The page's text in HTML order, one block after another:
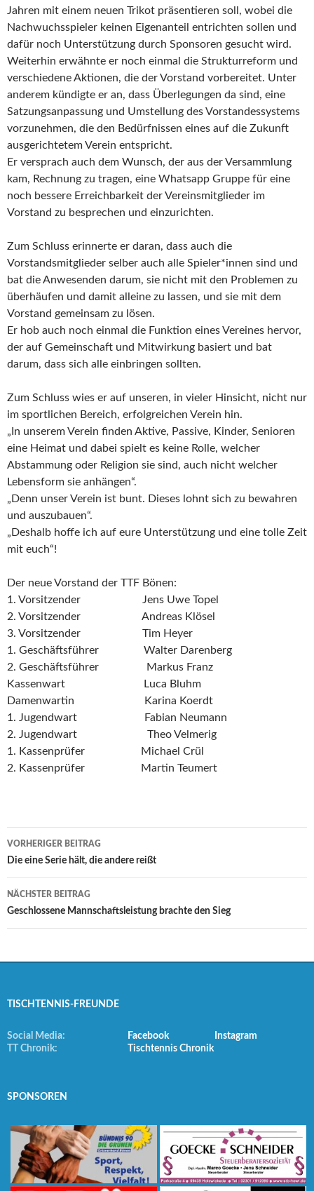
Jahren mit einem neuen Trikot präsentieren soll, wobei die
Nachwuchsspieler keinen Eigenanteil entrichten sollen und
dafür noch Unterstützung durch Sponsoren gesucht wird.
Weiterhin erwähnte er noch einmal die Strukturreform und
verschiedene Aktionen, die der Vorstand vorbereitet. Unter
anderem kündigte er an, dass Überlegungen da sind, eine
Satzungsanpassung und Umstellung des Vorstandessystems
vorzunehmen, die den Bedürfnissen eines auf die Zukunft
ausgerichtetem Verein entspricht.
Er versprach auch dem Wunsch, der aus der Versammlung
kam, Rechnung zu tragen, eine Whatsapp Gruppe für eine
noch bessere Erreichbarkeit der Vereinsmitglieder im
Vorstand zu besprechen und einzurichten.
Zum Schluss erinnerte er daran, dass auch die
Vorstandsmitglieder selber auch alle Spieler*innen sind und
bat die Anwesenden darum, sie nicht mit den Problemen zu
überhäufen und damit alleine zu lassen, und sie mit dem
Vorstand gemeinsam zu lösen.
Er hob auch noch einmal die Funktion eines Vereines hervor,
der auf Gemeinschaft und Mitwirkung basiert und bat
darum, dass sich alle einbringen sollten.
Zum Schluss wies er auf unseren, in vieler Hinsicht, nicht nur
im sportlichen Bereich, erfolgreichen Verein hin.
„In unserem Verein finden Aktive, Passive, Kinder, Senioren
eine Heimat und dabei spielt es keine Rolle, welcher
Abstammung oder Religion sie sind, auch nicht welcher
Lebensform sie anhängen“.
„Denn unser Verein ist bunt. Dieses lohnt sich zu bewahren
und auszubauen“.
„Deshalb hoffe ich auf eure Unterstützung und eine tolle Zeit
mit euch“!
Der neue Vorstand der TTF Bönen:
1. Vorsitzender Jens Uwe Topel
2. Vorsitzender Andreas Klösel
3. Vorsitzender Tim Heyer
1. Geschäftsführer Walter Darenberg
2. Geschäftsführer Markus Franz
Kassenwart Luca Bluhm
Damenwartin Karina Koerdt
1. Jugendwart Fabian Neumann
2. Jugendwart Theo Velmerig
1. Kassenprüfer Michael Crül
2. Kassenprüfer Martin Teumert
Beitrags-
Navigation
VORHERIGER BEITRAG
Die eine Serie hält, die andere reißt
NÄCHSTER BEITRAG
Geschlossene Mannschaftsleistung brachte den Sieg
TISCHTENNIS-FREUNDE
Social Media: Facebook
Instagram
TT Chronik:
Tischtennis Chronik
SPONSOREN